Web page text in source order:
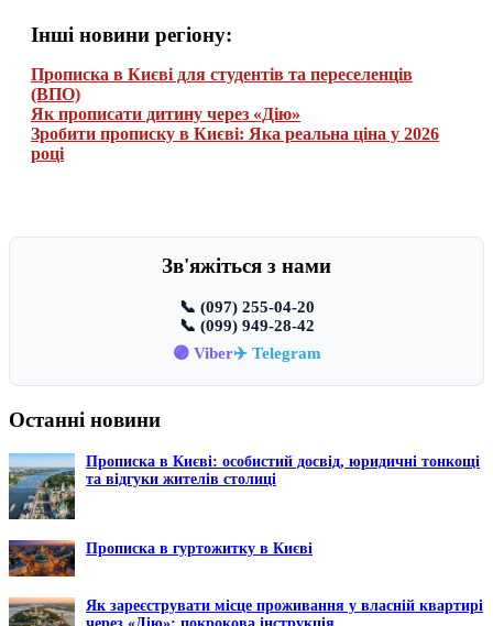
Інші новини регіону:
Прописка в Києві для студентів та переселенців
(ВПО)
Як прописати дитину через «Дію»
Зробити прописку в Києві: Яка реальна ціна у 2026
році
Зв'яжіться з нами
📞 (097) 255-04-20
📞 (099) 949-28-42
🟣 Viber✈️ Telegram
Останні новини
Прописка в Києві: особистий досвід, юридичні тонкощі
та відгуки жителів столиці
Прописка в гуртожитку в Києві
Як зареєструвати місце проживання у власній квартирі